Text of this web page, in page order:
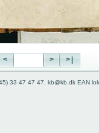
< > >|
33 47 47 47, kb@kb.dk EAN